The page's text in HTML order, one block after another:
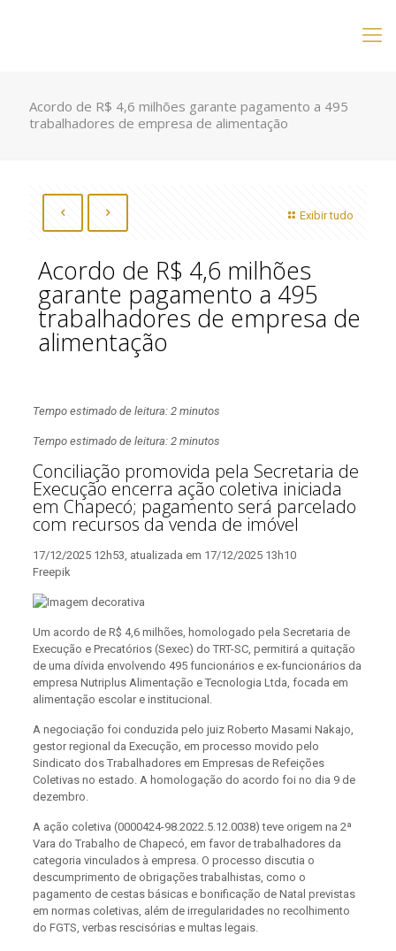
Acordo de R$ 4,6 milhões garante pagamento a 495
trabalhadores de empresa de alimentação
Exibir tudo
Acordo de R$ 4,6 milhões
garante pagamento a 495
trabalhadores de empresa de
alimentação
Tempo estimado de leitura: 2 minutos
Tempo estimado de leitura: 2 minutos
Conciliação promovida pela Secretaria de
Execução encerra ação coletiva iniciada
em Chapecó; pagamento será parcelado
com recursos da venda de imóvel
17/12/2025 12h53, atualizada em 17/12/2025 13h10
Freepik
Um acordo de R$ 4,6 milhões, homologado pela Secretaria de
Execução e Precatórios (Sexec) do TRT-SC, permitirá a quitação
de uma dívida envolvendo 495 funcionários e ex-funcionários da
empresa Nutriplus Alimentação e Tecnologia Ltda, focada em
alimentação escolar e institucional.
A negociação foi conduzida pelo juiz Roberto Masami Nakajo,
gestor regional da Execução, em processo movido pelo
Sindicato dos Trabalhadores em Empresas de Refeições
Coletivas no estado. A homologação do acordo foi no dia 9 de
dezembro.
A ação coletiva (0000424-98.2022.5.12.0038) teve origem na 2ª
Vara do Trabalho de Chapecó, em favor de trabalhadores da
categoria vinculados à empresa. O processo discutia o
descumprimento de obrigações trabalhistas, como o
pagamento de cestas básicas e bonificação de Natal previstas
em normas coletivas, além de irregularidades no recolhimento
do FGTS, verbas rescisórias e multas legais.